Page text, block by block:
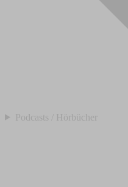
Podcasts / Hörbücher